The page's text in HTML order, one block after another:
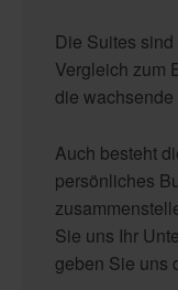
Die Suites
Vergleich zum
die
Auch besteht
persönliches
Sie uns Ihr
geben Sie uns